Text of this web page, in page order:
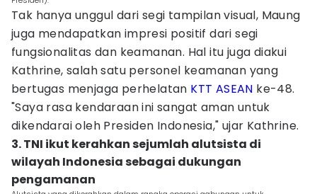
Tak hanya unggul dari segi tampilan visual, Maung
juga mendapatkan impresi positif dari segi
fungsionalitas dan keamanan. Hal itu juga diakui
Kathrine, salah satu personel keamanan yang
bertugas menjaga perhelatan KTT ASEAN ke-48.
"Saya rasa kendaraan ini sangat aman untuk
dikendarai oleh Presiden Indonesia," ujar Kathrine.
3. TNI ikut kerahkan sejumlah alutsista di
wilayah Indonesia sebagai dukungan
pengamanan